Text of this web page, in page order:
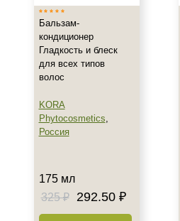
Бальзам-
кондиционер
Гладкость и блеск
для всех типов
волос
KORA
Phytocosmetics,
Россия
175 мл
325 ₽
292.50 ₽